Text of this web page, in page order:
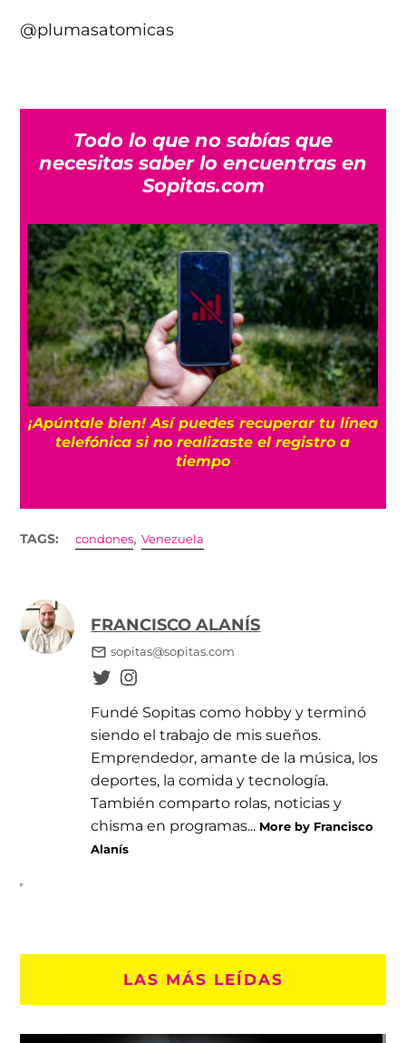
@plumasatomicas
Todo lo que no sabías que
necesitas saber lo encuentras en
Sopitas.com
¡Apúntale bien! Así puedes recuperar tu línea
telefónica si no realizaste el registro a
tiempo
TAGS: condones,Venezuela
FRANCISCO ALANÍS
sopitas@sopitas.com
Fundé Sopitas como hobby y terminó
siendo el trabajo de mis sueños.
Emprendedor, amante de la música, los
deportes, la comida y tecnología.
También comparto rolas, noticias y
chisma en programas... More by Francisco
Alanís
LAS MÁS LEÍDAS